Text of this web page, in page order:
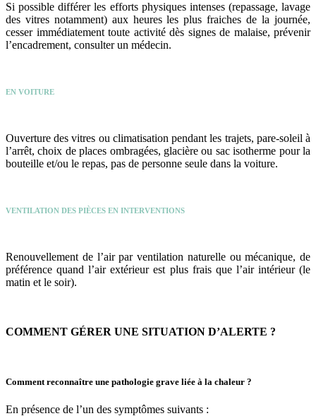
Si possible différer les efforts physiques intenses (repassage, lavage
des vitres notamment) aux heures les plus fraiches de la journée,
cesser immédiatement toute activité dès signes de malaise, prévenir
l’encadrement, consulter un médecin.
EN VOITURE
Ouverture des vitres ou climatisation pendant les trajets, pare-soleil à
l’arrêt, choix de places ombragées, glacière ou sac isotherme pour la
bouteille et/ou le repas, pas de personne seule dans la voiture.
VENTILATION DES PIÈCES EN INTERVENTIONS
Renouvellement de l’air par ventilation naturelle ou mécanique, de
préférence quand l’air extérieur est plus frais que l’air intérieur (le
matin et le soir).
COMMENT GÉRER UNE SITUATION D’ALERTE ?
Comment reconnaître une pathologie grave liée à la chaleur ?
En présence de l’un des symptômes suivants :